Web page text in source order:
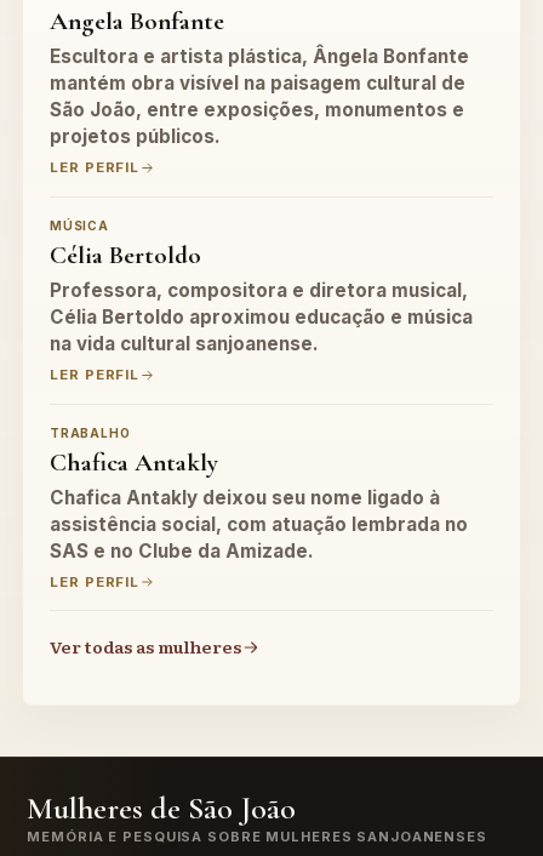
Angela Bonfante
Escultora e artista plástica, Ângela Bonfante
mantém obra visível na paisagem cultural de
São João, entre exposições, monumentos e
projetos públicos.
LER PERFIL
MÚSICA
Célia Bertoldo
Professora, compositora e diretora musical,
Célia Bertoldo aproximou educação e música
na vida cultural sanjoanense.
LER PERFIL
TRABALHO
Chafica Antakly
Chafica Antakly deixou seu nome ligado à
assistência social, com atuação lembrada no
SAS e no Clube da Amizade.
LER PERFIL
Ver todas as mulheres
Mulheres de São João
MEMÓRIA E PESQUISA SOBRE MULHERES SANJOANENSES